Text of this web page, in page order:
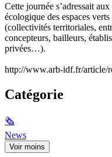
Cette journée s’adressait
écologique des espaces
(collectivités territoriales,
concepteurs, bailleurs,
privées…).
http://www.arb-idf.fr/article/
Catégorie
🗞
News
Voir moins